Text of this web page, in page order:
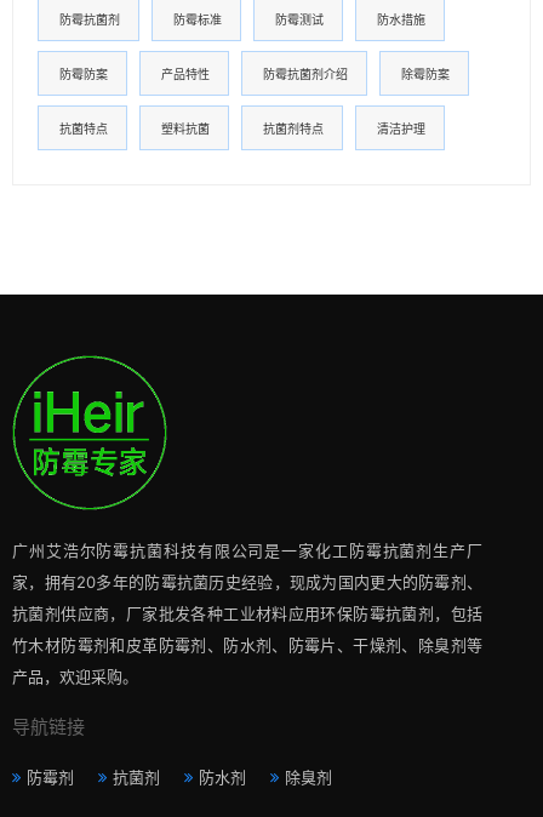
防霉抗菌剂 防霉标准 防霉测试 防水措施
防霉防案 产品特性 防霉抗菌剂介绍 除霉防案
抗菌特点 塑料抗菌 抗菌剂特点 清洁护理
广州艾浩尔防霉抗菌科技有限公司是一家化工防霉抗菌剂生产厂
家，拥有20多年的防霉抗菌历史经验，现成为国内更大的防霉剂、
抗菌剂供应商，厂家批发各种工业材料应用环保防霉抗菌剂，包括
竹木材防霉剂和皮革防霉剂、防水剂、防霉片、干燥剂、除臭剂等
产品，欢迎采购。
导航链接
防霉剂 抗菌剂 防水剂 除臭剂